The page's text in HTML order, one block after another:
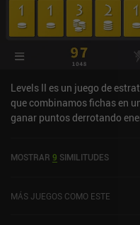
Levels II es un juego de
que combinamos fichas en
ganar puntos derrotando
indica su valor, que
podríamos fusionar dos
MOSTRAR 9 SIMILITUDES
MÁS JUEGOS COMO ESTE